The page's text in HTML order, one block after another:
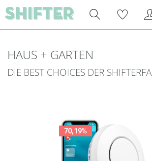
HAUS + GARTEN
DIE BEST CHOICES DER
70,19%